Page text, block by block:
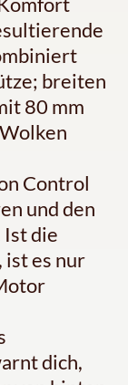
breiten
80 mm
Control
und den
die
es nur
dich,